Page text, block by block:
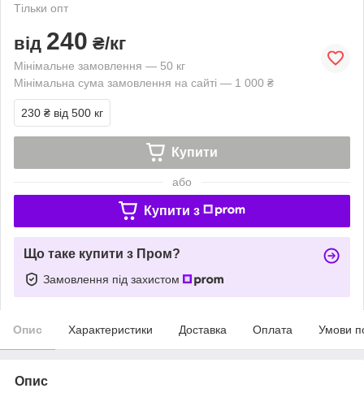
Тільки опт
від 240 ₴/кг
Мінімальне замовлення — 50 кг
Мінімальна сума замовлення на сайті — 1 000 ₴
230 ₴ від 500 кг
Купити
або
Купити з
Що таке купити з Пром?
Замовлення під захистом
Опис Характеристики Доставка Оплата Умови
Опис